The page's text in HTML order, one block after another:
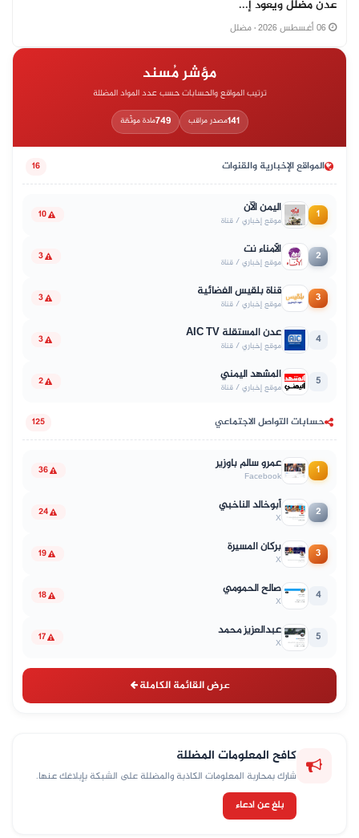
عدن مضلل ويعود إ...
· مضلل
مؤشر مُسند
ترتيب المواقع والحسابات حسب عدد المواد المضللة
141مصدر مراقب 749مادة موثّقة
المواقع الإخبارية والقنوات 16
1 اليمن الآن
موقع إخباري / قناة 10
2 الأمناء نت
موقع إخباري / قناة 3
3 قناة بلقيس الفضائية
موقع إخباري / قناة 3
4 عدن المستقلة AIC TV
موقع إخباري / قناة 3
5 المشهد اليمني
موقع إخباري / قناة 2
حسابات التواصل الاجتماعي 125
1 عمرو سالم باوزير
Facebook
36
2 أبوخالد الناخبي
X
24
3 بركان المسيرة
X
19
4 صالح الحمومي
X
18
5 عبدالعزيز محمد
X
17
عرض القائمة الكاملة
كافح المعلومات المضللة
شارك بمحاربة المعلومات الكاذبة والمضللة على الشبكة بإبلاغك عنها.
بلغ عن ادعاء